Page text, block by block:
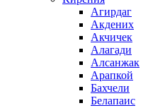
Агирдаг
Акдених
Акчичек
Алагади
Алсанжак
Арапкой
Бахчели
Белапаис